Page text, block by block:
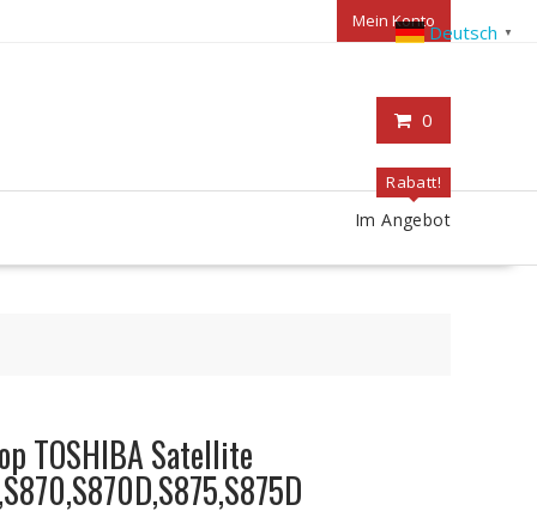
Mein Konto
0
Rabatt!
Im Angebot
TOSHIBA Satellite
Deutsch ▼